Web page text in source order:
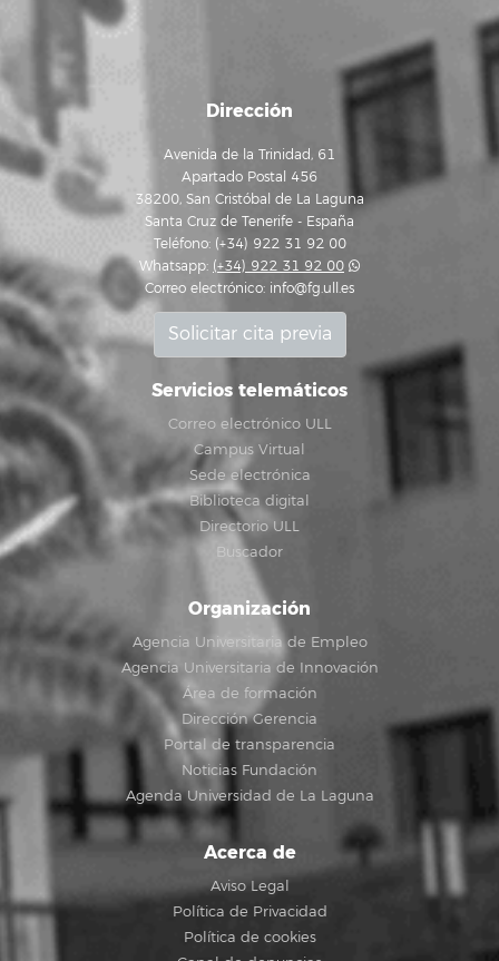
Dirección
Avenida de la Trinidad, 61
Apartado Postal 456
38200, San Cristóbal de La Laguna
Santa Cruz de Tenerife - España
Teléfono: (+34) 922 31 92 00
Whatsapp: (+34) 922 31 92 00
Correo electrónico: info@fg.ull.es
Solicitar cita previa
Servicios telemáticos
Correo electrónico ULL
Campus Virtual
Sede electrónica
Biblioteca digital
Directorio ULL
Buscador
Organización
Agencia Universitaria de Empleo
Agencia Universitaria de Innovación
Área de formación
Dirección Gerencia
Portal de transparencia
Noticias Fundación
Agenda Universidad de La Laguna
Acerca de
Aviso Legal
Política de Privacidad
Política de cookies